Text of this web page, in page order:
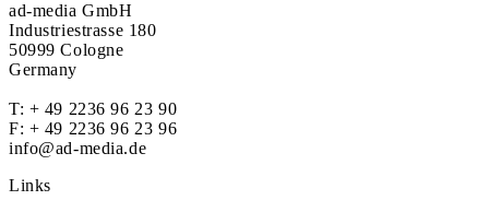
ad-media GmbH
Industriestrasse 180
50999 Cologne
Germany
T: + 49 2236 96 23 90
F: + 49 2236 96 23 96
info@ad-media.de
Links